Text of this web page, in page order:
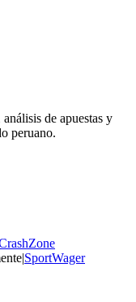
de apuestas y
peruano.
|SportWager